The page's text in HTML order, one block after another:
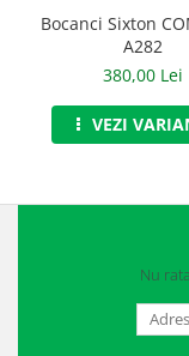
Viziere de protectie
Semnalizare rutiera
Bocanci Sixton
A282
380,00 Lei
VEZI
Nu